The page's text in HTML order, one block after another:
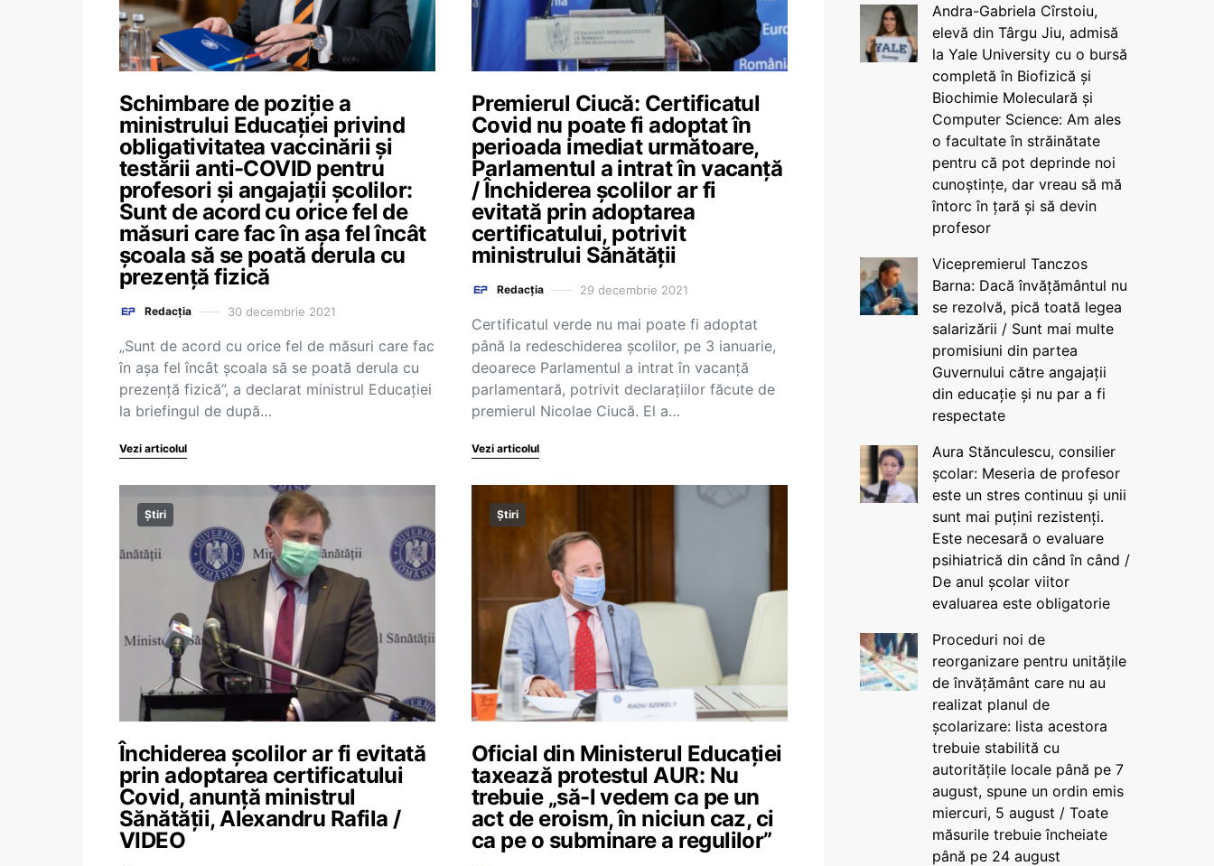
Schimbare de poziție a
ministrului Educației privind
obligativitatea vaccinării și
testării anti-COVID pentru
profesori și angajații școlilor:
Sunt de acord cu orice fel de
măsuri care fac în așa fel încât
școala să se poată derula cu
prezență fizică
Redacția 30 decembrie 2021
„Sunt de acord cu orice fel de măsuri care fac
în așa fel încât școala să se poată derula cu
prezență fizică”, a declarat ministrul Educației
la briefingul de după…
Vezi articolul
Premierul Ciucă: Certificatul
Covid nu poate fi adoptat în
perioada imediat următoare,
Parlamentul a intrat în vacanță
/ Închiderea școlilor ar fi
evitată prin adoptarea
certificatului, potrivit
ministrului Sănătății
Redacția 29 decembrie 2021
Certificatul verde nu mai poate fi adoptat
până la redeschiderea școlilor, pe 3 ianuarie,
deoarece Parlamentul a intrat în vacanță
parlamentară, potrivit declarațiilor făcute de
premierul Nicolae Ciucă. El a…
Vezi articolul
Știri
Închiderea școlilor ar fi evitată
prin adoptarea certificatului
Covid, anunță ministrul
Sănătății, Alexandru Rafila /
VIDEO
Știri
Oficial din Ministerul Educației
taxează protestul AUR: Nu
trebuie „să-l vedem ca pe un
act de eroism, în niciun caz, ci
ca pe o subminare a regulilor”
Andra-Gabriela Cîrstoiu,
elevă din Târgu Jiu, admisă
la Yale University cu o bursă
completă în Biofizică și
Biochimie Moleculară și
Computer Science: Am ales
o facultate în străinătate
pentru că pot deprinde noi
cunoștințe, dar vreau să mă
întorc în țară și să devin
profesor
Vicepremierul Tanczos
Barna: Dacă învățământul nu
se rezolvă, pică toată legea
salarizării / Sunt mai multe
promisiuni din partea
Guvernului către angajații
din educație și nu par a fi
respectate
Aura Stănculescu, consilier
școlar: Meseria de profesor
este un stres continuu și unii
sunt mai puțini rezistenți.
Este necesară o evaluare
psihiatrică din când în când /
De anul școlar viitor
evaluarea este obligatorie
Proceduri noi de
reorganizare pentru unitățile
de învățământ care nu au
realizat planul de
școlarizare: lista acestora
trebuie stabilită cu
autoritățile locale până pe 7
august, spune un ordin emis
miercuri, 5 august / Toate
măsurile trebuie încheiate
până pe 24 august